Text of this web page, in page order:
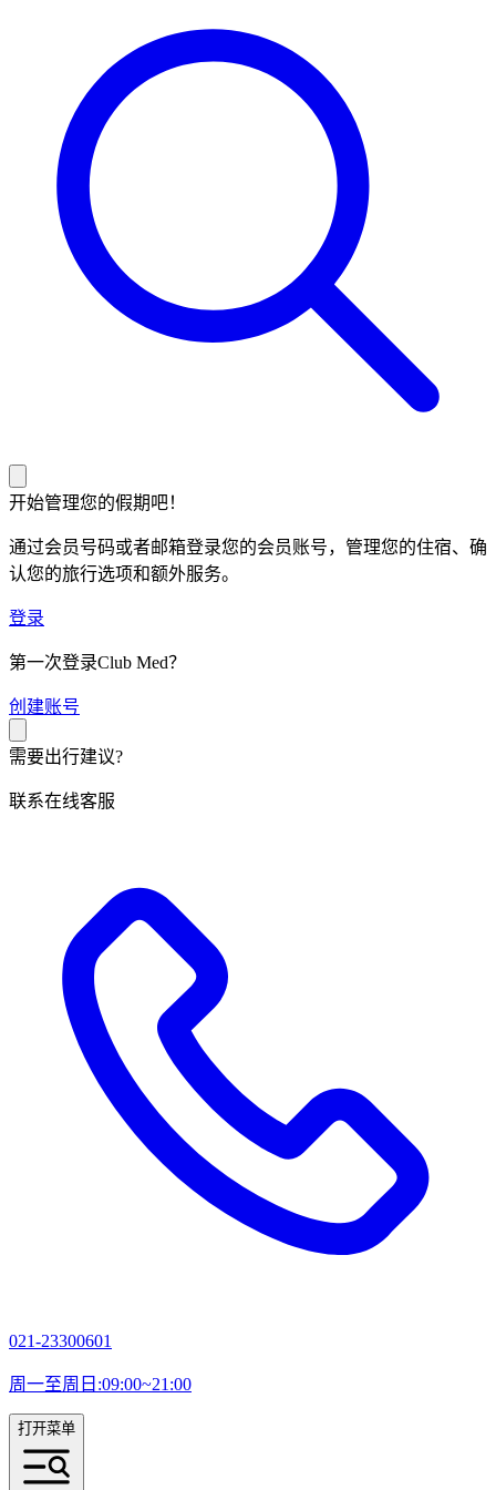
开始管理您的假期吧！
通过会员号码或者邮箱登录您的会员账号，管理您的住宿、确
认您的旅行选项和额外服务。
登录
第一次登录Club Med？
创 建账号
需要出行建议?
联系在线客服
021-23300601
周一至周日:09:00~21:00
打开菜单